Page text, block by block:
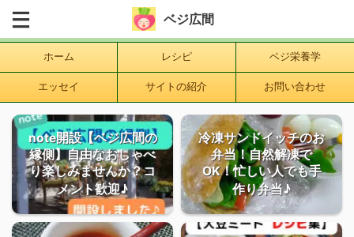
ベジ広間
ホーム レシピ ベジ栄養学
エッセイ サイトの紹介 お問い合わせ
note開設【ベジ広間の
縁側】自由なおしゃべ
り楽しみませんか？コ
メント歓迎♪
冷凍サンドイッチのお
弁当！自然解凍で
OK！忙しい人でも手
作り弁当♪